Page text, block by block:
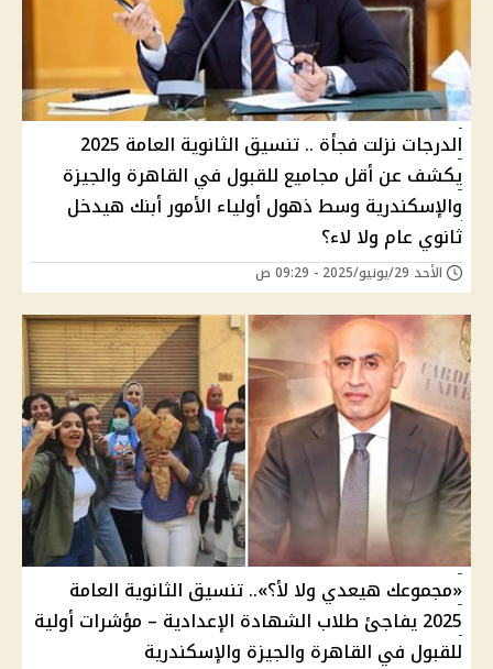
الدرجات نزلت فجأة .. تنسيق الثانوية العامة 2025
يكشف عن أقل مجاميع للقبول في القاهرة والجيزة
والإسكندرية وسط ذهول أولياء الأمور أبنك هيدخل
ثانوي عام ولا لاء؟
الأحد 29/يونيو/2025 - 09:29 ص
«مجموعك هيعدي ولا لأ؟».. تنسيق الثانوية العامة
2025 يفاجئ طلاب الشهادة الإعدادية – مؤشرات أولية
للقبول في القاهرة والجيزة والإسكندرية